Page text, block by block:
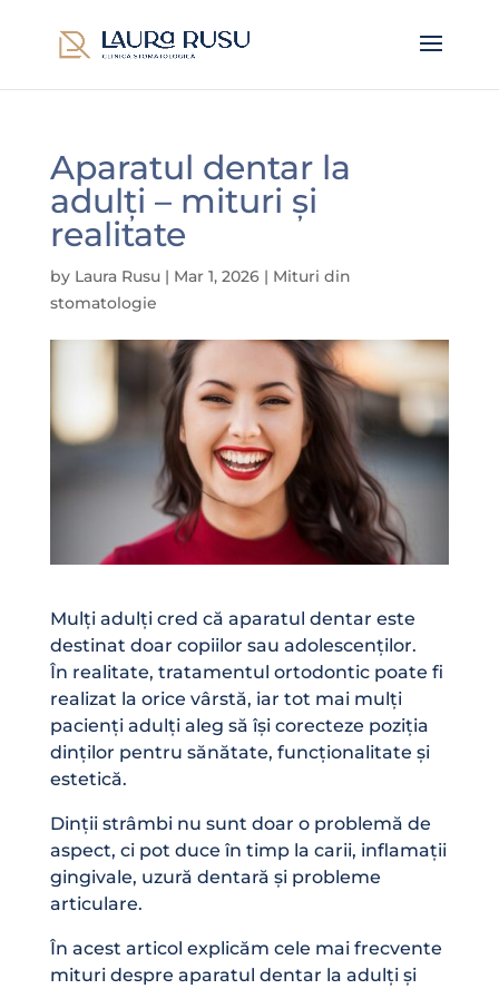
Aparatul dentar la
adulți – mituri și
realitate
by Laura Rusu| Mar 1, 2026| Mituri din
stomatologie
Mulți adulți cred că aparatul dentar este
destinat doar copiilor sau adolescenților.
În realitate, tratamentul ortodontic poate fi
realizat la orice vârstă, iar tot mai mulți
pacienți adulți aleg să își corecteze poziția
dinților pentru sănătate, funcționalitate și
estetică.
Dinții strâmbi nu sunt doar o problemă de
aspect, ci pot duce în timp la carii, inflamații
gingivale, uzură dentară și probleme
articulare.
În acest articol explicăm cele mai frecvente
mituri despre aparatul dentar la adulți și